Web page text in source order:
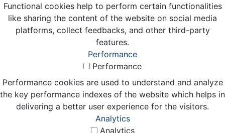
Functional cookies help to perform certain functionalities
like sharing the content of the website on social media
platforms, collect feedbacks, and other third-party
features.
Performance
Performance
Performance cookies are used to understand and analyze
the key performance indexes of the website which helps in
delivering a better user experience for the visitors.
Analytics
Analytics